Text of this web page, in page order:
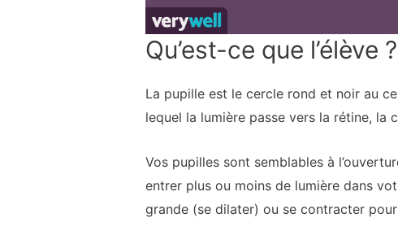
Qu’est-ce que l’élève ?
La pupille est le cercle rond et noir au
lequel la lumière passe vers la rétine, la
Vos pupilles sont semblables à
entrer plus ou moins de lumière dans
grande (se dilater) ou se contracter